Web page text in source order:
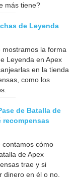
más tiene?
de Leyenda
mostramos la forma
Leyenda en Apex
en la tienda
como los
de Batalla de
recompensas
contamos cómo
de Apex
trae y si
dinero en él o no.